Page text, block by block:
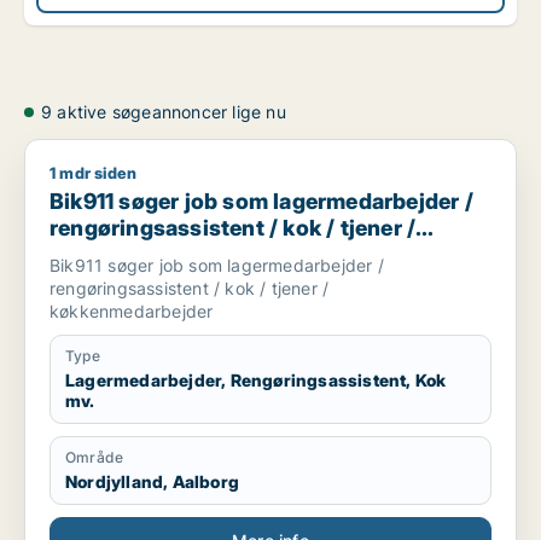
9 aktive søgeannoncer lige nu
Bik911 søger job som lagermedarbejder /
1 mdr siden
Bik911 søger job som lagermedarbejder /
rengøringsassistent / kok / tjener /
køkkenmedarbejder
Bik911 søger job som lagermedarbejder /
rengøringsassistent / kok / tjener /
køkkenmedarbejder
Type
Lagermedarbejder, Rengøringsassistent, Kok
mv.
Område
Nordjylland, Aalborg